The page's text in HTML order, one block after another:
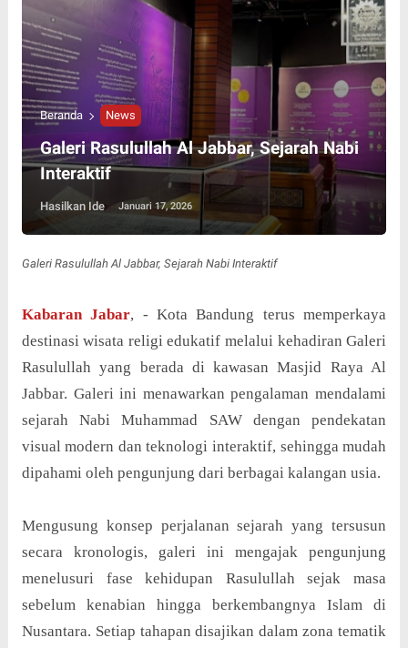
Beranda News
Galeri Rasulullah Al Jabbar, Sejarah Nabi
Interaktif
Hasilkan Ide Januari 17, 2026
Galeri Rasulullah Al Jabbar, Sejarah Nabi Interaktif
Kabaran Jabar, - Kota Bandung terus memperkaya
destinasi wisata religi edukatif melalui kehadiran Galeri
Rasulullah yang berada di kawasan Masjid Raya Al
Jabbar. Galeri ini menawarkan pengalaman mendalami
sejarah Nabi Muhammad SAW dengan pendekatan
visual modern dan teknologi interaktif, sehingga mudah
dipahami oleh pengunjung dari berbagai kalangan usia.
Mengusung konsep perjalanan sejarah yang tersusun
secara kronologis, galeri ini mengajak pengunjung
menelusuri fase kehidupan Rasulullah sejak masa
sebelum kenabian hingga berkembangnya Islam di
Nusantara. Setiap tahapan disajikan dalam zona tematik